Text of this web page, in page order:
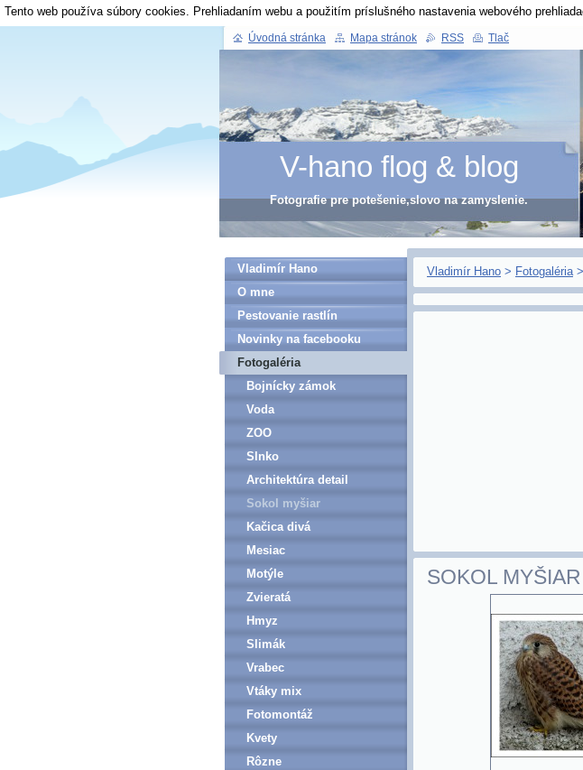
V-hano flog & blog
Fotografie pre potešenie,slovo na zamyslenie.
Vladimír Hano > Fotogaléria >
Tento web používa súbory cookies. Prehliadaním webu a použitím príslušného nastavenia webového
SOKOL MYŠIAR
Vladimír Hano
O mne
Pestovanie rastlín
Novinky na facebooku
Fotogaléria
Bojnícky zámok
Voda
ZOO
Slnko
Architektúra detail
Sokol myšiar
Kačica divá
Mesiac
Motýle
Zvieratá
Hmyz
Slimák
Vrabec
Vtáky mix
Fotomontáž
Kvety
Rôzne
Úvodná stránka Mapa stránok RSS Tlač